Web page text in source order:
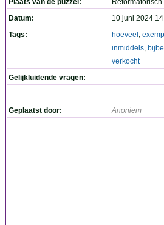
Plaats van de puzzel:
Datum:
10 juni 2024
Tags:
hoeveel ,
inmiddels,
verkocht
Gelijkluidende vragen:
Geplaatst door: Anoniem